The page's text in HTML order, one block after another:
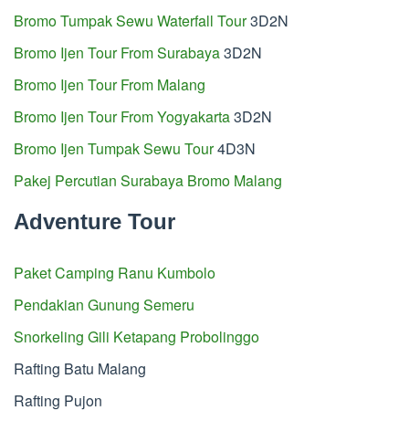
Bromo Tumpak Sewu Waterfall Tour3D2N
Bromo Ijen Tour From Surabaya3D2N
Bromo Ijen Tour From Malang
Bromo Ijen Tour From Yogyakarta3D2N
Bromo Ijen Tumpak Sewu Tour4D3N
Pakej Percutian Surabaya Bromo Malang
Adventure Tour
Paket Camping Ranu Kumbolo
Pendakian Gunung Semeru
Snorkeling Gili Ketapang Probolinggo
Rafting Batu Malang
Rafting Pujon